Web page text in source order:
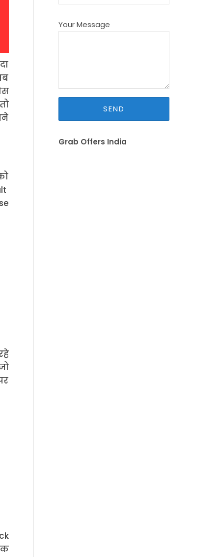
Your Message
Grab Offers India